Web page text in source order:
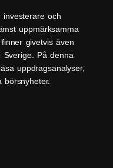
investerare och
uppmärksamma
givetvis även
På denna
uppdragsanalyser,
börsnyheter.